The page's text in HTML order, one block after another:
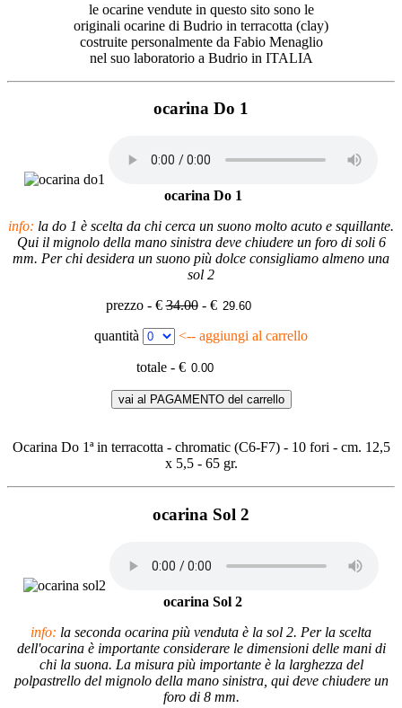
le ocarine vendute in questo sito sono le
originali ocarine di Budrio in terracotta (clay)
costruite personalmente da Fabio Menaglio
nel suo laboratorio a Budrio in ITALIA
ocarina Do 1
ocarina Do 1
info: la do 1 è scelta da chi cerca un suono molto acuto e squillante.
Qui il mignolo della mano sinistra deve chiudere un foro di soli 6
mm. Per chi desidera un suono più dolce consigliamo almeno una
sol 2
prezzo - €34.00- €
quantità
<-- aggiungi al carrello
totale - €
vai al PAGAMENTO del carrello
Ocarina Do 1ª in terracotta - chromatic (C6-F7) - 10 fori - cm. 12,5
x 5,5 - 65 gr.
ocarina Sol 2
ocarina Sol 2
info: la seconda ocarina più venduta è la sol 2. Per la scelta
dell'ocarina è importante considerare le dimensioni delle mani di
chi la suona. La misura più importante è la larghezza del
polpastrello del mignolo della mano sinistra, qui deve chiudere un
foro di 8 mm.